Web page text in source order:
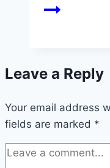
Leave a Reply
Your email address
fields are marked *